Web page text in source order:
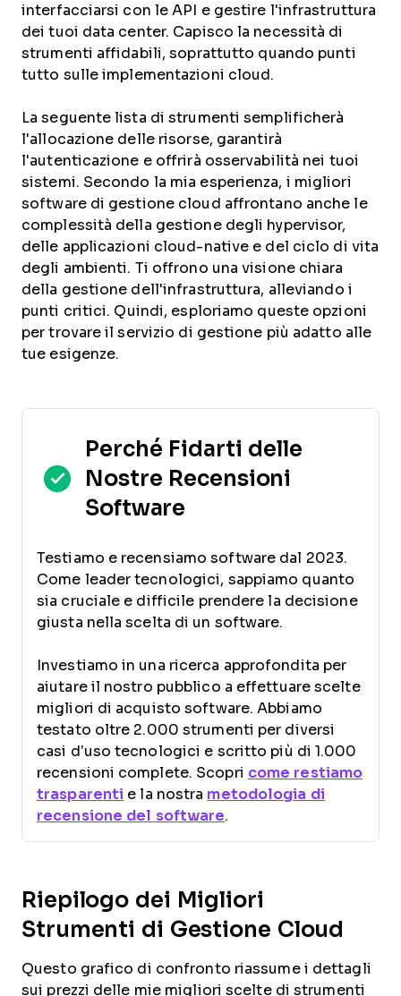
interfacciarsi con le API e gestire l'infrastruttura
dei tuoi data center. Capisco la necessità di
strumenti affidabili, soprattutto quando punti
tutto sulle implementazioni cloud.
La seguente lista di strumenti semplificherà
l'allocazione delle risorse, garantirà
l'autenticazione e offrirà osservabilità nei tuoi
sistemi. Secondo la mia esperienza, i migliori
software di gestione cloud affrontano anche le
complessità della gestione degli hypervisor,
delle applicazioni cloud-native e del ciclo di vita
degli ambienti. Ti offrono una visione chiara
della gestione dell'infrastruttura, alleviando i
punti critici. Quindi, esploriamo queste opzioni
per trovare il servizio di gestione più adatto alle
tue esigenze.
Perché Fidarti delle
Nostre Recensioni
Software
Testiamo e recensiamo software dal 2023.
Come leader tecnologici, sappiamo quanto
sia cruciale e difficile prendere la decisione
giusta nella scelta di un software.
Investiamo in una ricerca approfondita per
aiutare il nostro pubblico a effettuare scelte
migliori di acquisto software. Abbiamo
testato oltre 2.000 strumenti per diversi
casi d’uso tecnologici e scritto più di 1.000
recensioni complete. Scopri come restiamo
trasparenti e la nostra metodologia di
recensione del software.
Riepilogo dei Migliori
Strumenti di Gestione Cloud
Questo grafico di confronto riassume i dettagli
sui prezzi delle mie migliori scelte di strumenti